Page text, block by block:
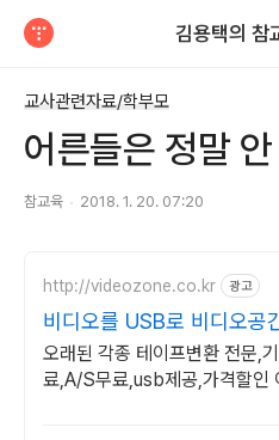
김용택의 참
교사관련자료/학부모
어른들은 정말
참교육 2018. 1. 20. 07:20
http://videozone.co.kr 광고
비디오를 USB로 비디오공
오래된 각종 테이프변환 전문,
료,A/S무료,usb제공,가격할인